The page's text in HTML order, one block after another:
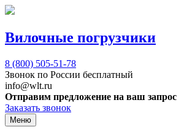
Вилочные погрузчики
8 (800) 505-51-78
Звонок по России бесплатный
info@wlt.ru
Отправим предложение на ваш запрос
Заказать звонок
Меню